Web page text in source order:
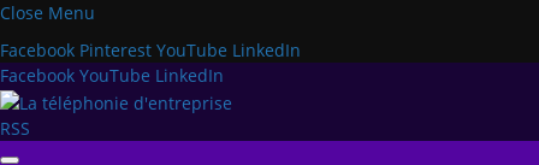
Close Menu
Facebook Pinterest YouTube LinkedIn
Facebook YouTube LinkedIn
RSS